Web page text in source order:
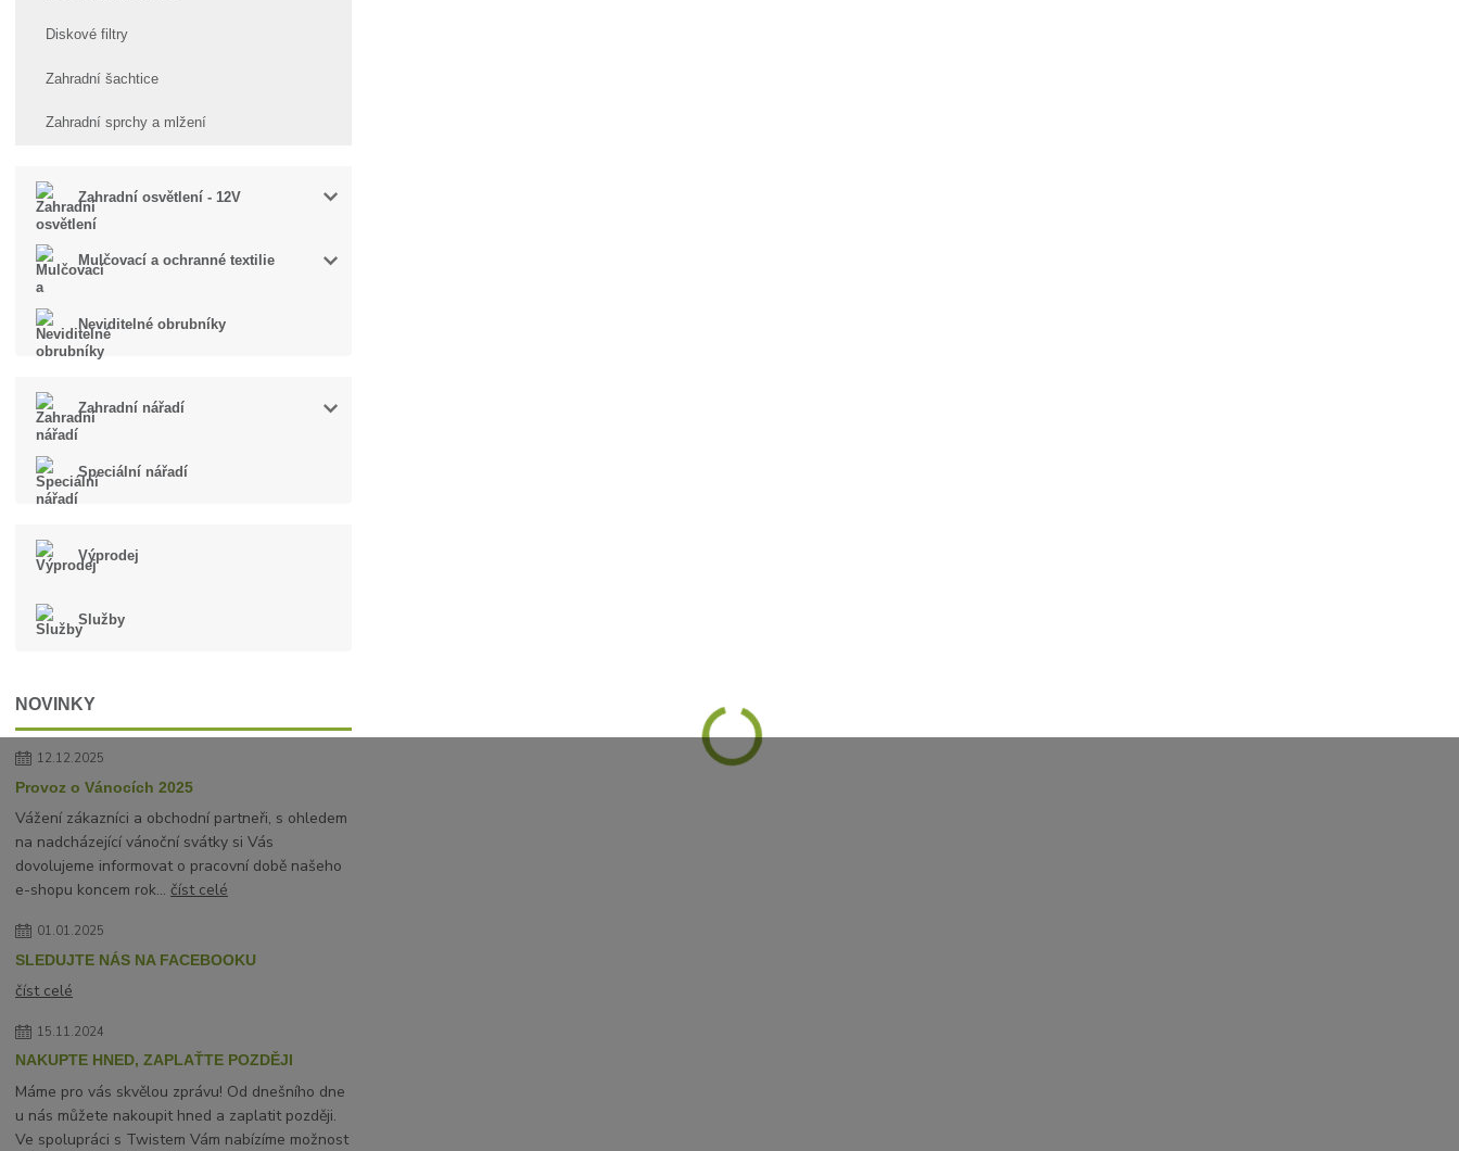
Diskové filtry
Zahradní šachtice
Zahradní sprchy a mlžení
Zahradní osvětlení - 12V
Mulčovací a ochranné textilie
Neviditelné obrubníky
Zahradní nářadí
Speciální nářadí
Výprodej
Služby
NOVINKY
12.12.2025
Provoz o Vánocích 2025
Vážení zákazníci a obchodní partneři, s ohledem
na nadcházející vánoční svátky si Vás
dovolujeme informovat o pracovní době našeho
e-shopu koncem rok...číst celé
01.01.2025
SLEDUJTE NÁS NA FACEBOOKU
číst celé
15.11.2024
NAKUPTE HNED, ZAPLAŤTE POZDĚJI
Máme pro vás skvělou zprávu! Od dnešního dne
u nás můžete nakoupit hned a zaplatit později.
Ve spolupráci s Twistem Vám nabízíme možnost